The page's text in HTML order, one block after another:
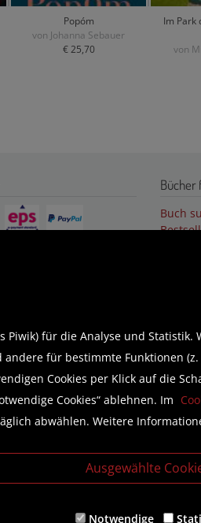
Popóm
von Johanna Sebauer
€ 25,70
Im Park
von
Bücher
Buch
Wir helfen Ihnen beim
E-Mail:
Telefon:+43 (0) 5578 /
Piwik) für die Analyse und
für bestimmte Funktionen
Cookies per Klick auf die
Cookies“ ablehnen. Im
abwählen. Weitere
Ausgewählte
Notwendige